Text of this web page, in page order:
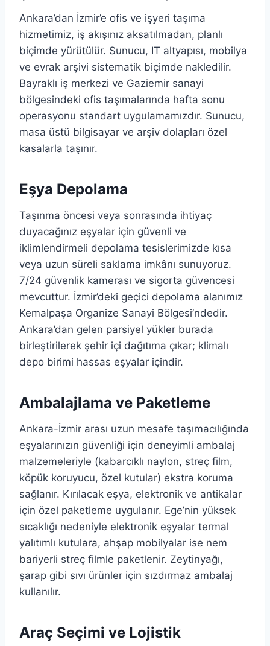
Ankara’dan İzmir’e ofis ve işyeri taşıma
hizmetimiz, iş akışınız aksatılmadan, planlı
biçimde yürütülür. Sunucu, IT altyapısı, mobilya
ve evrak arşivi sistematik biçimde nakledilir.
Bayraklı iş merkezi ve Gaziemir sanayi
bölgesindeki ofis taşımalarında hafta sonu
operasyonu standart uygulamamızdır. Sunucu,
masa üstü bilgisayar ve arşiv dolapları özel
kasalarla taşınır.
Eşya Depolama
Taşınma öncesi veya sonrasında ihtiyaç
duyacağınız eşyalar için güvenli ve
iklimlendirmeli depolama tesislerimizde kısa
veya uzun süreli saklama imkânı sunuyoruz.
7/24 güvenlik kamerası ve sigorta güvencesi
mevcuttur. İzmir’deki geçici depolama alanımız
Kemalpaşa Organize Sanayi Bölgesi’ndedir.
Ankara’dan gelen parsiyel yükler burada
birleştirilerek şehir içi dağıtıma çıkar; klimalı
depo birimi hassas eşyalar içindir.
Ambalajlama ve Paketleme
Ankara-İzmir arası uzun mesafe taşımacılığında
eşyalarınızın güvenliği için deneyimli ambalaj
malzemeleriyle (kabarcıklı naylon, streç film,
köpük koruyucu, özel kutular) ekstra koruma
sağlanır. Kırılacak eşya, elektronik ve antikalar
için özel paketleme uygulanır. Ege’nin yüksek
sıcaklığı nedeniyle elektronik eşyalar termal
yalıtımlı kutulara, ahşap mobilyalar ise nem
bariyerli streç filmle paketlenir. Zeytinyağı,
şarap gibi sıvı ürünler için sızdırmaz ambalaj
kullanılır.
Araç Seçimi ve Lojistik